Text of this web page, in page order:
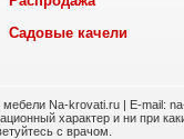
Садовые качели
Na-krovati.ru | E-mail:
характер и ни при
с врачом.